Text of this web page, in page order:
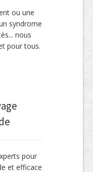
ou une
syndrome
nous
pour tous.
pour
et efficace